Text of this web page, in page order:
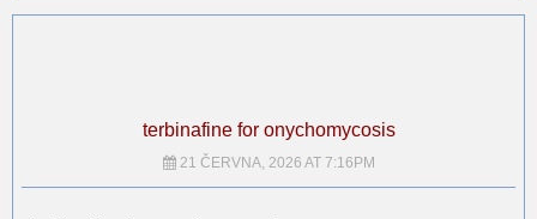
terbinafine for onychomycosis
21 ČERVNA, 2026 AT 7:16PM